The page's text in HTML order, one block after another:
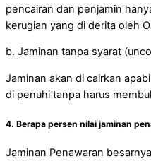
pencairan dan penjamin
kerugian yang di derita oleh
b. Jaminan tanpa syarat
Jaminan akan di cairkan
di penuhi tanpa harus
4. Berapa persen nilai jaminan
Jaminan Penawaran